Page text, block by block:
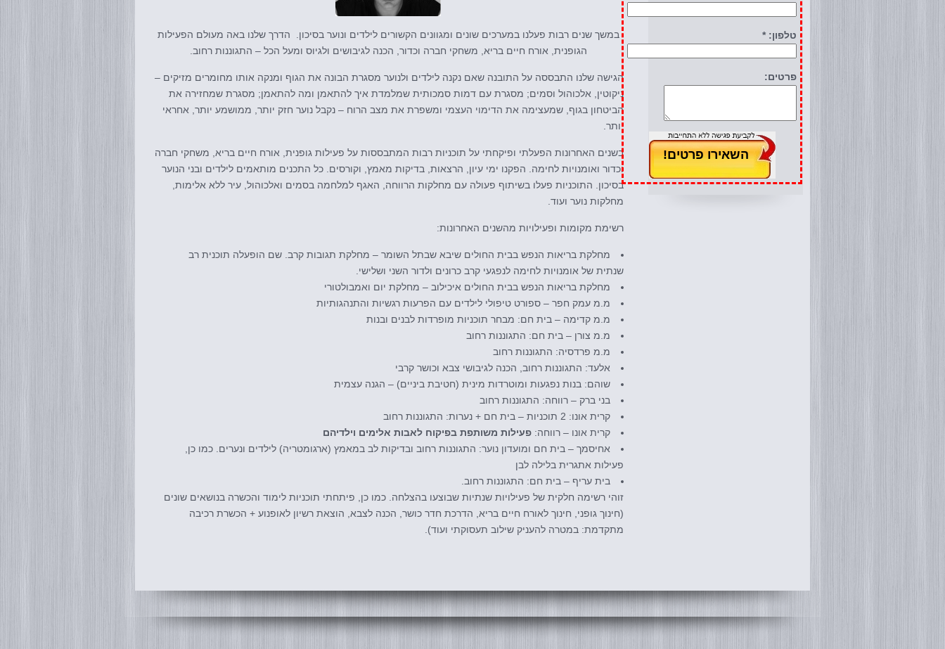
במשך שנים רבות פעלנו במערכים שונים ומגוונים הקשורים לילדים ונוער בסיכון. הדרך שלנו באה מעולם הפעילות
הגופנית, אורח חיים בריא, משחקי חברה וכדור, הכנה לגיבושים ולגיוס ומעל הכל – התגוננות רחוב.
הגישה שלנו התבססה על התובנה שאם נקנה לילדים ולנוער מסגרת הבונה את הגוף ומנקה אותו מחומרים מזיקים –
ניקוטין, אלכוהול וסמים; מסגרת עם דמות סמכותית שמלמדת איך להתאמן ומה להתאמן; מסגרת שמחזירה את
הביטחון בגוף, שמעצימה את הדימוי העצמי ומשפרת את מצב הרוח – נקבל נוער חזק יותר, ממושמע יותר, אחראי
יותר.
בשנים האחרונות הפעלתי ופיקחתי על תוכניות רבות המתבססות על פעילות גופנית, אורח חיים בריא, משחקי חברה
וכדור ואומנויות לחימה. הפקנו ימי עיון, הרצאות, בדיקות מאמץ, וקורסים. כל התכנים מותאמים לילדים ובני הנוער
בסיכון. התוכניות פעלו בשיתוף פעולה עם מחלקות הרווחה, האגף למלחמה בסמים ואלכוהול, עיר ללא אלימות,
מחלקות נוער ועוד.
רשימת מקומות ופעילויות מהשנים האחרונות:
מחלקת בריאות הנפש בבית החולים שיבא שבתל השומר – מחלקת תגובות קרב. שם הופעלה תוכנית רב
שנתית של אומנויות לחימה לנפגעי קרב כרונים ולדור השני ושלישי.
מחלקת בריאות הנפש בבית החולים איכילוב – מחלקת יום ואמבולטורי
מ.מ עמק חפר – ספורט טיפולי לילדים עם הפרעות רגשיות והתנהגותיות
מ.מ קדימה – בית חם: מבחר תוכניות מופרדות לבנים ובנות
מ.מ צורן – בית חם: התגוננות רחוב
מ.מ פרדסיה: התגוננות רחוב
אלעד: התגוננות רחוב, הכנה לגיבושי צבא וכושר קרבי
שוהם: בנות נפגעות ומוטרדות מינית (חטיבת ביניים) – הגנה עצמית
בני ברק – רווחה: התגוננות רחוב
קרית אונו: 2 תוכניות – בית חם + נערות: התגוננות רחוב
קרית אונו – רווחה: פעילות משותפת בפיקוח לאבות אלימים וילדיהם
אחיסמך – בית חם ומועדון נוער: התגוננות רחוב ובדיקות לב במאמץ (ארגומטריה) לילדים ונערים. כמו כן,
פעילות אתגרית בלילה לבן
בית עריף – בית חם: התגוננות רחוב.
זוהי רשימה חלקית של פעילויות שנתיות שבוצעו בהצלחה. כמו כן, פיתחתי תוכניות לימוד והכשרה בנושאים שונים
(חינוך גופני, חינוך לאורח חיים בריא, הדרכת חדר כושר, הכנה לצבא, הוצאת רשיון לאופנוע + הכשרת רכיבה
מתקדמת: במטרה להעניק שילוב תעסוקתי ועוד).
טלפון: *
פרטים: